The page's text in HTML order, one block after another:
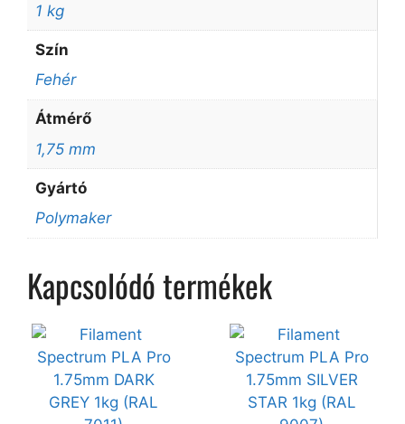
1 kg
Szín
Fehér
Átmérő
1,75 mm
Gyártó
Polymaker
Kapcsolódó termékek